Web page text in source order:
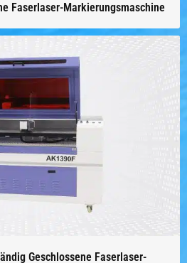
Faserlaser-Markierungsmaschine
Geschlossene Faserlaser-